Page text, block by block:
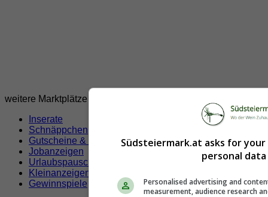
weitere Marktplätze
Inserate
Schnäppchen
Gutscheine & Rabatte
Jobanzeigen
Urlaubspauschalen
Kleinanzeigen
Gewinnspiele
Südsteiermark.at asks for
personal
Personalised advertising and
measurement, audience research